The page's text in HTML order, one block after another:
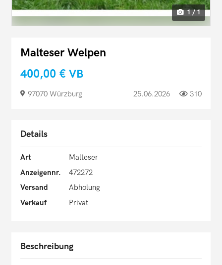
1 / 1
Malteser Welpen
400,00 € VB
97070 Würzburg 25.06.2026 310
Details
Art
Malteser
Anzeigennr.
472272
Versand
Abholung
Verkauf
Privat
Beschreibung